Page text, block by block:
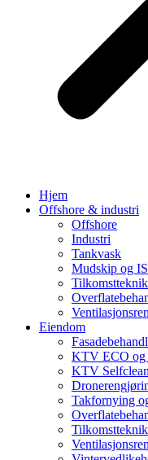
Hjem
Offshore & industri
Offshore
Industri
Tankvask
Mudskip og
Eiendom
KTV ECO
KTV
Takfornying